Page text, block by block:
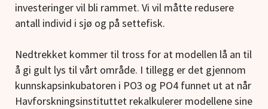
investeringer vil bli rammet. Vi vil måtte redusere
antall individ i sjø og på settefisk.
Nedtrekket kommer til tross for at modellen lå an til
å gi gult lys til vårt område. I tillegg er det gjennom
kunnskapsinkubatoren i PO3 og PO4 funnet ut at når
Havforskningsinstituttet rekalkulerer modellene sine